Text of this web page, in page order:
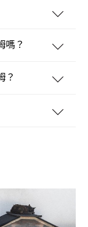
嗎？
？